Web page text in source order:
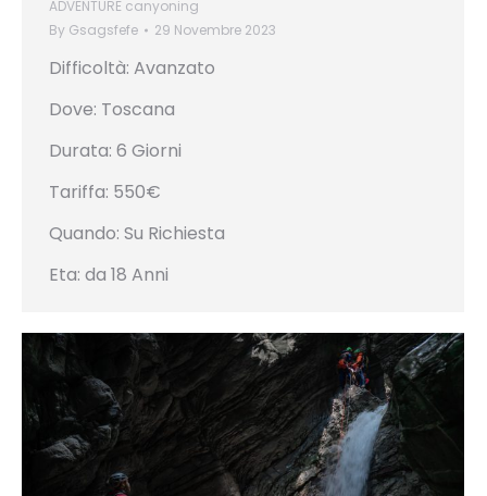
ADVENTURE canyoning
By Gsagsfefe 29 Novembre 2023
Difficoltà: Avanzato
Dove: Toscana
Durata: 6 Giorni
Tariffa: 550€
Quando: Su Richiesta
Eta: da 18 Anni